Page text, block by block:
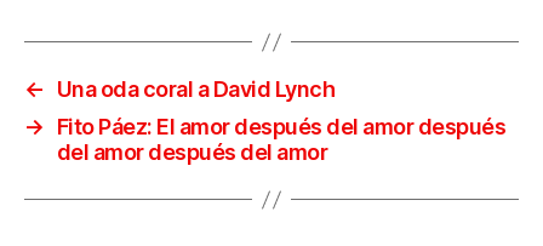
←
Una oda coral a David Lynch
→
Fito Páez: El amor después del amor después
del amor después del amor